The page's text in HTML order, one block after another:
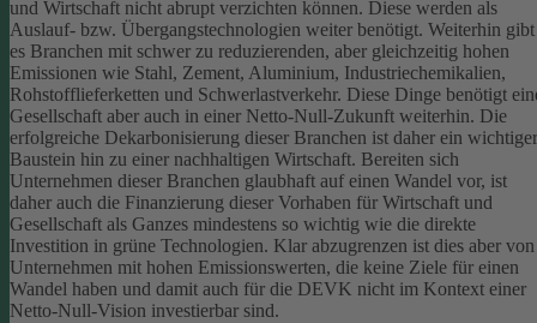
und Wirtschaft nicht abrupt verzichten können. Diese werden als
Auslauf- bzw. Übergangstechnologien weiter benötigt. Weiterhin gibt
es Branchen mit schwer zu reduzierenden, aber gleichzeitig hohen
Emissionen wie Stahl, Zement, Aluminium, Industriechemikalien,
Rohstofflieferketten und Schwerlastverkehr. Diese Dinge benötigt
Gesellschaft aber auch in einer Netto-Null-Zukunft weiterhin. Die
erfolgreiche Dekarbonisierung dieser Branchen ist daher ein wichtiger
Baustein hin zu einer nachhaltigen Wirtschaft. Bereiten sich
Unternehmen dieser Branchen glaubhaft auf einen Wandel vor, ist
daher auch die Finanzierung dieser Vorhaben für Wirtschaft und
Gesellschaft als Ganzes mindestens so wichtig wie die direkte
Investition in grüne Technologien. Klar abzugrenzen ist dies aber von
Unternehmen mit hohen Emissionswerten, die keine Ziele für einen
Wandel haben und damit auch für die DEVK nicht im Kontext einer
Netto-Null-Vision investierbar sind.